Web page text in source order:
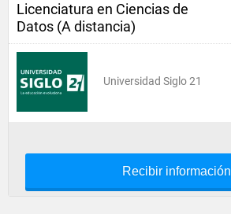
Licenciatura en Ciencias de
Datos (A distancia)
Universidad Siglo 21
Recibir información